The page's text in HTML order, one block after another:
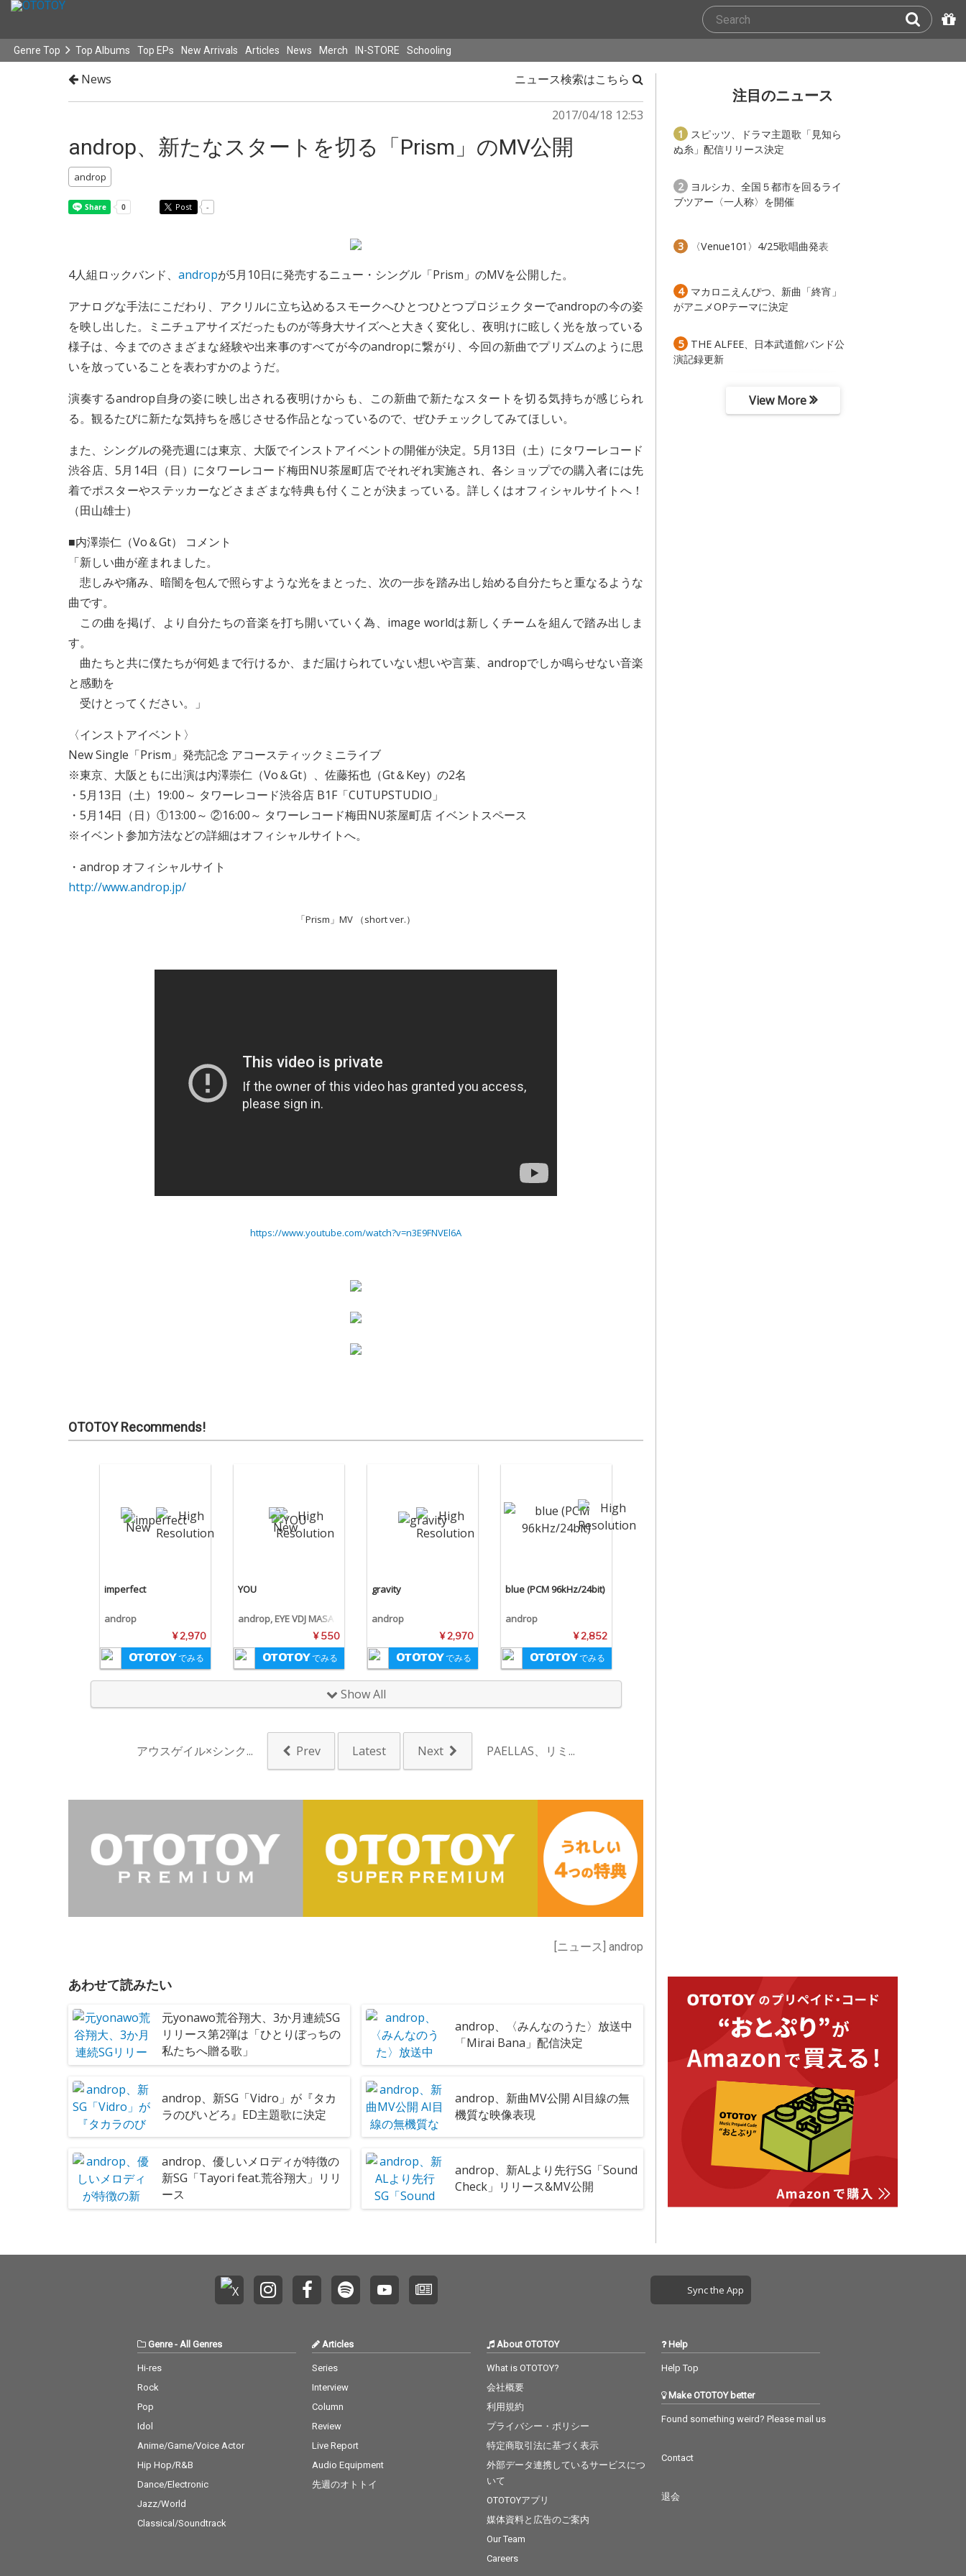
Genre Top Top Albums Top EPs New Arrivals Articles News Merch IN-STORE Schooling
News ニュース検索はこちら
2017/04/18 12:53
androp、新たなスタートを切る「Prism」のMV公開
androp
Post -
4人組ロックバンド、 andropが5月10日に発売するニュー・シングル「Prism」のMVを公開した。
アナログな手法にこだわり、アクリルに立ち込めるスモークへひとつひとつプロジェクターでandropの今の姿
を映し出した。ミニチュアサイズだったものが等身大サイズへと大きく変化し、夜明けに眩しく光を放っている
様子は、今までのさまざまな経験や出来事のすべてが今のandropに繋がり、今回の新曲でプリズムのように思
いを放っていることを表わすかのようだ。
演奏するandrop自身の姿に映し出される夜明けからも、この新曲で新たなスタートを切る気持ちが感じられ
る。観るたびに新たな気持ちを感じさせる作品となっているので、ぜひチェックしてみてほしい。
また、シングルの発売週には東京、大阪でインストアイベントの開催が決定。5月13日（土）にタワーレコード
渋谷店、5月14日（日）にタワーレコード梅田NU茶屋町店でそれぞれ実施され、各ショップでの購入者には先
着でポスターやステッカーなどさまざまな特典も付くことが決まっている。詳しくはオフィシャルサイトへ！
（田山雄士）
■内澤崇仁（Vo＆Gt） コメント
「新しい曲が産まれました。
悲しみや痛み、暗闇を包んで照らすような光をまとった、次の一歩を踏み出し始める自分たちと重なるような
曲です。
この曲を掲げ、より自分たちの音楽を打ち開いていく為、image worldは新しくチームを組んで踏み出しま
す。
曲たちと共に僕たちが何処まで行けるか、まだ届けられていない想いや言葉、andropでしか鳴らせない音楽
と感動を
受けとってください。」
〈インストアイベント〉
New Single「Prism」発売記念 アコースティックミニライブ
※東京、大阪ともに出演は内澤崇仁（Vo＆Gt）、佐藤拓也（Gt＆Key）の2名
・5月13日（土）19:00～ タワーレコード渋谷店 B1F「CUTUPSTUDIO」
・5月14日（日）①13:00～ ②16:00～ タワーレコード梅田NU茶屋町店 イベントスペース
※イベント参加方法などの詳細はオフィシャルサイトへ。
・androp オフィシャルサイト
http://www.androp.jp/
「Prism」MV （short ver.）
https://www.youtube.com/watch?v=n3E9FNVEl6A
OTOTOY Recommends!
imperfect
androp
¥ 2,970
でみる
YOU
androp, EYE VDJ MASA
¥ 550
でみる
gravity
androp
¥ 2,970
でみる
blue (PCM 96kHz/24bit)
androp
¥ 2,852
でみる
Show All
アウスゲイル×シンク... Prev Latest Next PAELLAS、リミ...
[ニュース] androp
あわせて読みたい
元yonawo荒谷翔大、3か月連続SG
リリース第2弾は「ひとりぼっちの
私たちへ贈る歌」
androp、〈みんなのうた〉放送中
「Mirai Bana」配信決定
androp、新SG「Vidro」が『タカ
ラのびいどろ』ED主題歌に決定
androp、新曲MV公開 AI目線の無
機質な映像表現
androp、優しいメロディが特徴の
新SG「Tayori feat.荒谷翔大」リリ
ース
androp、新ALより先行SG「Sound
Check」リリース&MV公開
注目のニュース
1
ぬ糸」配信リリース決定
2
ブツアー〈一人称〉を開催
3 〈Venue101〉4/25歌唱曲発表
4
がアニメOPテーマに決定
5
演記録更新
View More
Sync the App
Genre- All Genres
Hi-res
Rock
Pop
Idol
Anime/Game/Voice Actor
Hip Hop/R&B
Dance/Electronic
Jazz/World
Classical/Soundtrack
Articles
Series
Interview
Column
Review
Live Report
Audio Equipment
先週のオトトイ
About OTOTOY
What is OTOTOY?
会社概要
利用規約
プライバシー・ポリシー
特定商取引法に基づく表示
外部データ連携しているサービスにつ
いて
OTOTOYアプリ
媒体資料と広告のご案内
Our Team
Careers
Help
Help Top
Make OTOTOY better
Found something weird? Please mail us
Contact
退会